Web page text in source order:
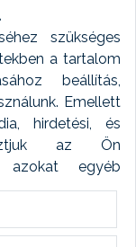
szükséges
a tartalom
beállítás,
Emellett
hirdetési, és
az Ön
azokat egyéb
A sütik
végzünk és
töröljük. A